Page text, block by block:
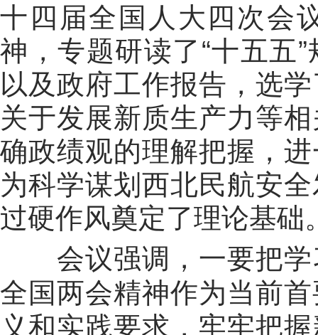
十四届全国人大四次会
神，专题研读了 “十五五”
以及政府工作报告，选
关于发展新质生产力等
确政绩观的理解把握，
为科学谋划西北民航安
过硬作风奠定了理论基础
会议强调， 一要把
全国两会精神作为当前
义和实践要求，牢牢把